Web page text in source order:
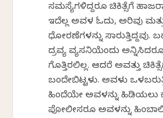
ಸಮಸ್ಯೆಗಳಿದ್ದರೂ ಚಿಕಿತ್ಸೆಗೆ
ಇದೆಲ್ಲ ಅವಳ ಓದು, ಅರಿವು
ಧೋರಣೆಗಳನ್ನು ಸಾರುತ್ತಿದ್ದವು.
ದ್ರವ್ಯ ವ್ಯಸನಿಯೆಂದು
ಗೊತ್ತಿರಲಿಲ್ಲ. ಆದರೆ ಅವತ್ತು
ಬಂದೇಬಿಟ್ಟಳು. ಅವಳು
ಹಿಂದೆಯೇ ಅವಳನ್ನು ಹಿಡಿಯಲು
ಪೋಲೀಸರೂ ಅವಳನ್ನು